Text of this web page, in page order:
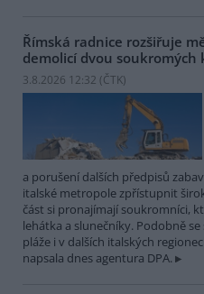
Římská radnice rozšiřuje
demolicí dvou soukromých
3.8.2026 12:32 (ČTK)
a porušení dalších předpisů
italské metropole zpřístupnit
část si pronajímají soukromníci,
lehátka a slunečníky. Podobně
pláže i v dalších italských
napsala dnes agentura DPA.